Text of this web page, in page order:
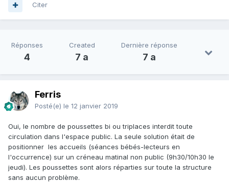
Citer
Réponses
4
Created
7 a
Dernière réponse
7 a
Ferris
Posté(e) le 12 janvier 2019
Oui, le nombre de poussettes bi ou triplaces interdit toute
circulation dans l'espace public. La seule solution était de
positionner les accueils (séances bébés-lecteurs en
l'occurrence) sur un créneau matinal non public (9h30/10h30 le
jeudi). Les poussettes sont alors réparties sur toute la structure
sans aucun problème.